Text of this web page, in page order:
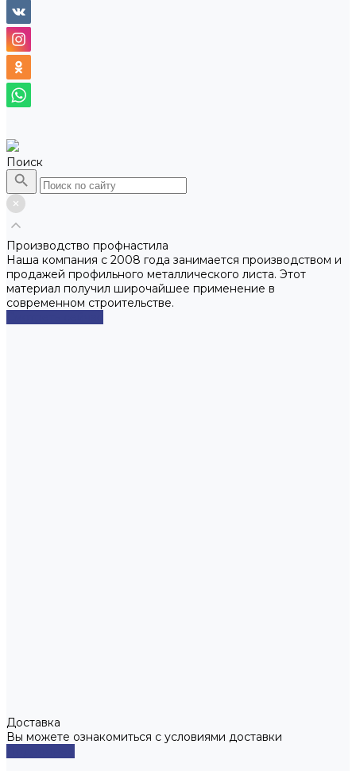
Поиск
Производство профнастила
Наша компания с 2008 года занимается производством и
продажей профильного металлического листа. Этот
материал получил широчайшее применение в
современном строительстве.
Доставка
Вы можете ознакомиться с условиями доставки